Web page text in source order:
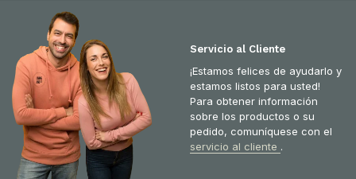
Servicio al Cliente
¡Estamos felices de ayudarlo y
estamos listos para usted!
Para obtener información
sobre los productos o su
pedido, comuníquese con el
servicio al cliente .